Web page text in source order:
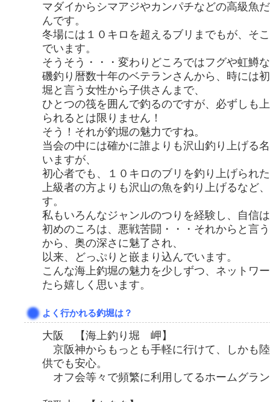
マダイからシマアジやカンパチなどの高級魚
んです。
冬場には１０キロを超えるブリまでもが、そ
でいます。
そうそう・・・変わりどころではフグや虹鱒
磯釣り暦数十年のベテランさんから、時には
堀と言う女性から子供さんまで、
ひとつの筏を囲んで釣るのですが、必ずしも
られるとは限りません！
そう！それが釣堀の魅力ですね。
当会の中には確かに誰よりも沢山釣り上げる
いますが、
初心者でも、１０キロのブリを釣り上げられ
上級者の方よりも沢山の魚を釣り上げるなど
す。
私もいろんなジャンルのつりを経験し、自信
初めのころは、悪戦苦闘・・・それからと言
から、奥の深さに魅了され、
以来、どっぷりと嵌まり込んでいます。
こんな海上釣堀の魅力を少しずつ、ネットワ
たら嬉しく思います。
よく行かれる釣堀は？
大阪 【海上釣り堀 岬】
京阪神からもっとも手軽に行けて、しかも
供でも安心。
オフ会等々で頻繁に利用してるホームグラ